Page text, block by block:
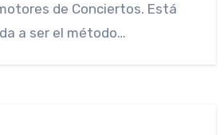
de Conciertos. Está
a ser el método…